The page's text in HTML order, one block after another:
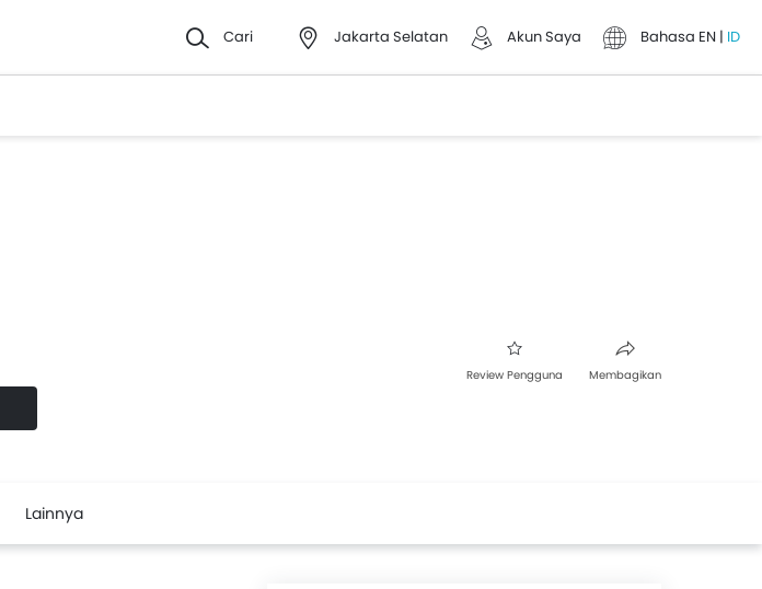
Cari Jakarta Selatan Akun Saya Bahasa EN | ID
Review Pengguna Membagikan
Lainnya